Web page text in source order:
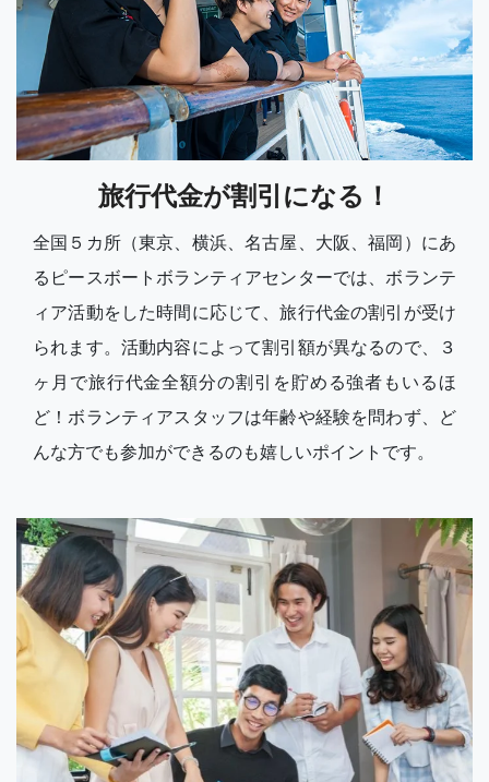
旅行代金が割引になる！
全国５カ所（東京、横浜、名古屋、大阪、福岡）にあ
るピースボートボランティアセンターでは、ボランテ
ィア活動をした時間に応じて、旅行代金の割引が受け
られます。活動内容によって割引額が異なるので、３
ヶ月で旅行代金全額分の割引を貯める強者もいるほ
ど！ボランティアスタッフは年齢や経験を問わず、ど
んな方でも参加ができるのも嬉しいポイントです。